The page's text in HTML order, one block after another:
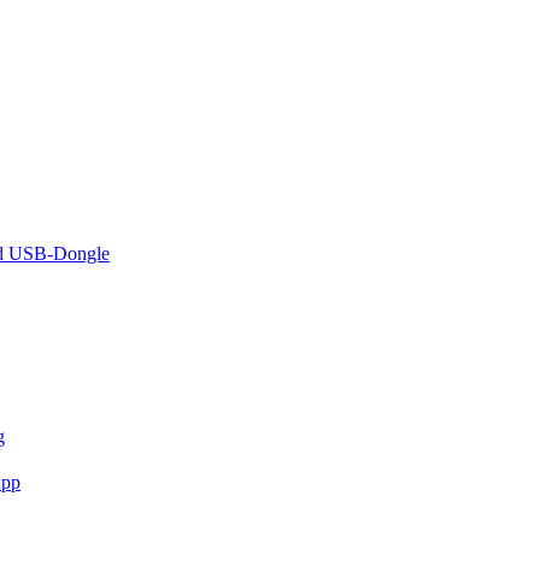
USB-Dongle